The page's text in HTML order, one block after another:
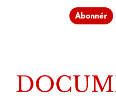
Abonnér